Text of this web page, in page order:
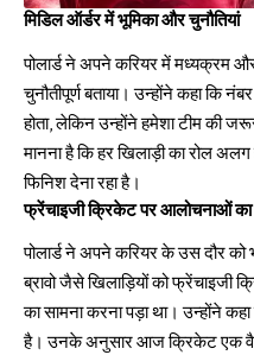
मिडिल ऑर्डर में भूमिका और चुनौतियां
पोलार्ड ने अपने करियर में मध्यक्रम
चुनौतीपूर्ण बताया। उन्होंने कहा कि
होता, लेकिन उन्होंने हमेशा टीम की
मानना है कि हर खिलाड़ी का रोल
फिनिश देना रहा है।
फ्रेंचाइजी क्रिकेट पर आलोचनाओं का
पोलार्ड ने अपने करियर के उस दौर
ब्रावो जैसे खिलाड़ियों को फ्रेंचाइजी
का सामना करना पड़ा था। उन्होंने
है। उनके अनुसार आज क्रिकेट एक